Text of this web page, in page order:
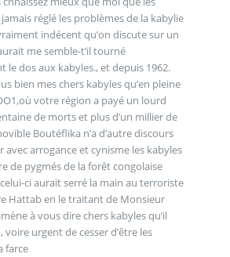
réglé les problèmes de la kabylie
indécent qu’on discute sur un
me semble-t’il tourné
le dos aux kabyles., et depuis 1962.
bien mes chers kabyles qu’en pleine
votre région a payé un lourd
de morts et plus d’un millier de
Boutéflika n’a d’autre discours
avec arrogance et cynisme les kabyles
de pygmés de la forêt congolaise
ci aurait serré la main au terroriste
Hattab en le traitant de Monsieur
à vous dire chers kabyles qu’il
voire urgent de cesser d’être les
farce